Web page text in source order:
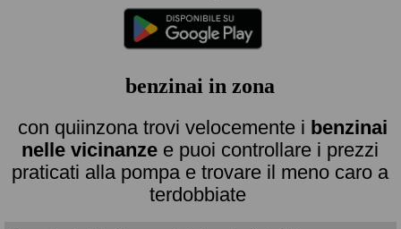
benzinai in zona
con quiinzona trovi velocemente i benzinai
nelle vicinanze e puoi controllare i prezzi
praticati alla pompa e trovare il meno caro a
terdobbiate